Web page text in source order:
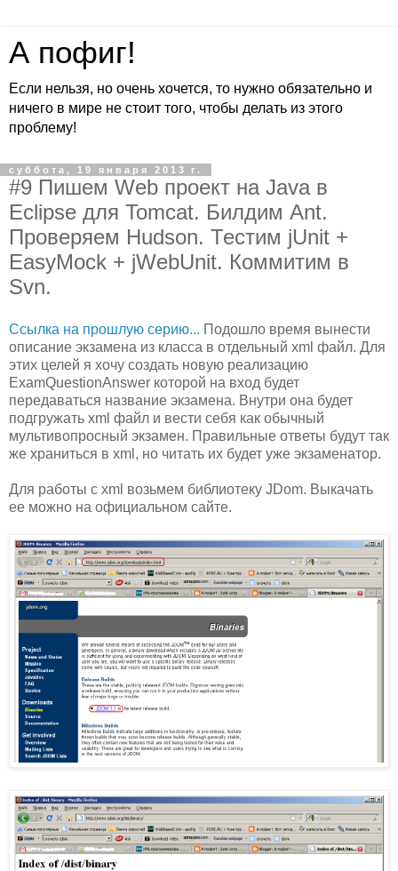
А пофиг!
Если нельзя, но очень хочется, то нужно обязательно и
ничего в мире не стоит того, чтобы делать из этого
проблему!
суббота, 19 января 2013 г.
#9 Пишем Web проект на Java в
Eclipse для Tomcat. Билдим Ant.
Проверяем Hudson. Тестим jUnit +
EasyMock + jWebUnit. Коммитим в
Svn.
Ссылка на прошлую серию... Подошло время вынести
описание экзамена из класса в отдельный xml файл. Для
этих целей я хочу создать новую реализацию
ExamQuestionAnswer которой на вход будет
передаваться название экзамена. Внутри она будет
подгружать xml файл и вести себя как обычный
мультивопросный экзамен. Правильные ответы будут так
же храниться в xml, но читать их будет уже экзаменатор.
Для работы с xml возьмем библиотеку JDom. Выкачать
ее можно на официальном сайте.